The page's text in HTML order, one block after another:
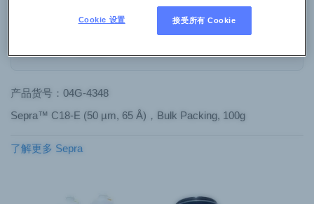
产品货号：04G-4348
Sepra™ C18-E (50 µm, 65 Å)，Bulk Packing, 100g
了解更多 Sepra
Cookie 设置 接受所有 Cookie